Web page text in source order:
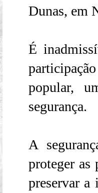
Dunas, em
É
popular,
segurança.
A
proteger as
preservar a